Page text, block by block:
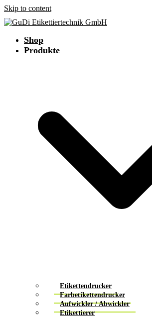
Skip to content
Shop
Produkte
Etikettendrucker
Farbetikettendrucker
Aufwickler / Abwickler
Etikettierer